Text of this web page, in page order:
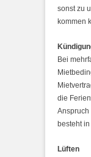
sonst zu
kommen
Bei
die
Anspruch
besteht
Lüften